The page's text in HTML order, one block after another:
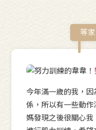
等
今年滿一歲的我，
係，所以有一些動
媽發現之後很關心